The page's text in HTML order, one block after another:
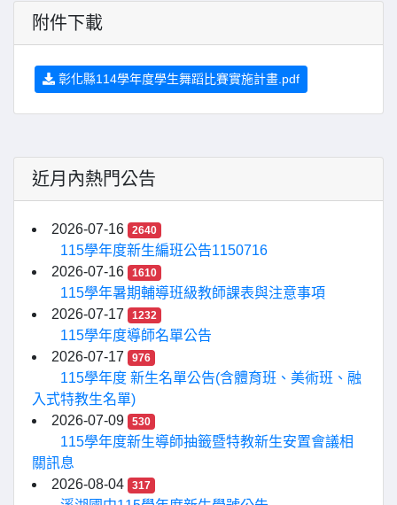
附件下載
彰化縣114學年度學生舞蹈比賽實施計畫.pdf
近月內熱門公告
2026-07-16 2640
115學年度新生編班公告1150716
2026-07-16
1610
115學年暑期輔導班級教師課表與注意事項
2026-07-17
1232
115學年度導師名單公告
2026-07-17
976
115學年度 新生名單公告(含體育班、美術班、融
入式特教生名單)
2026-07-09
530
115學年度新生導師抽籤暨特教新生安置會議相
關訊息
2026-08-04
317